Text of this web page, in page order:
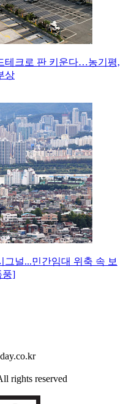
테크로 판 키운다…농기평,
상
그널...민간임대 위축 속 보
풍]
rights reserved